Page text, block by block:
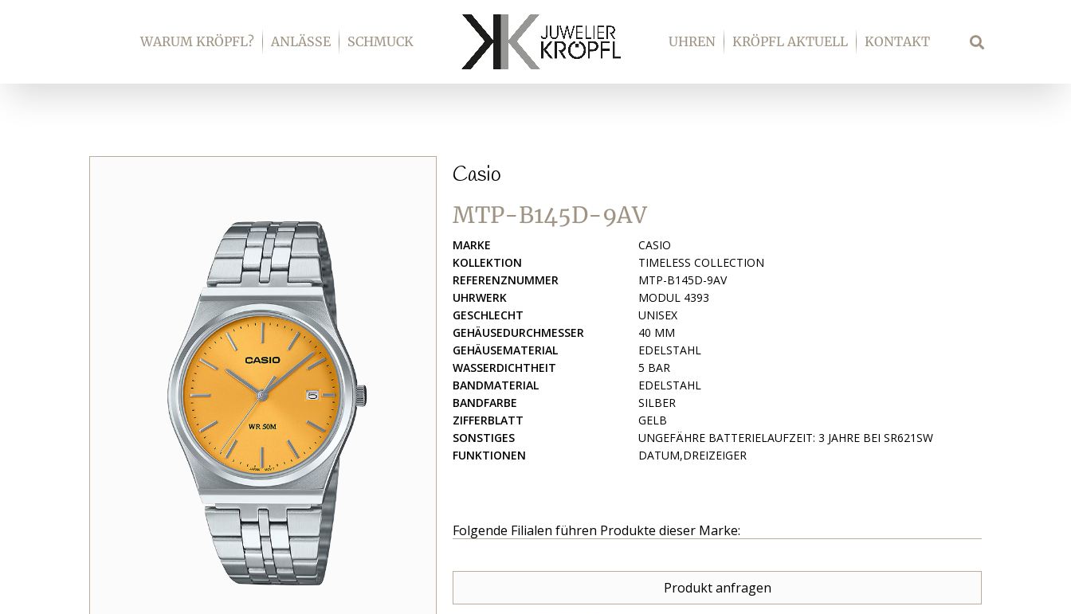
WARUM KRÖPFL? ANLÄSSE SCHMUCK UHREN KRÖPFL AKTUELL KONTAKT Suche
Casio
MTP-B145D-9AV
MARKE
CASIO
KOLLEKTION
TIMELESS COLLECTION
REFERENZNUMMER
MTP-B145D-9AV
UHRWERK
MODUL 4393
GESCHLECHT
UNISEX
GEHÄUSEDURCHMESSER
40 MM
GEHÄUSEMATERIAL
EDELSTAHL
WASSERDICHTHEIT
5 BAR
BANDMATERIAL
EDELSTAHL
BANDFARBE
SILBER
ZIFFERBLATT
GELB
SONSTIGES
UNGEFÄHRE BATTERIELAUFZEIT: 3 JAHRE BEI SR621SW
FUNKTIONEN
DATUM,DREIZEIGER
Folgende Filialen führen Produkte dieser Marke:
Produkt anfragen